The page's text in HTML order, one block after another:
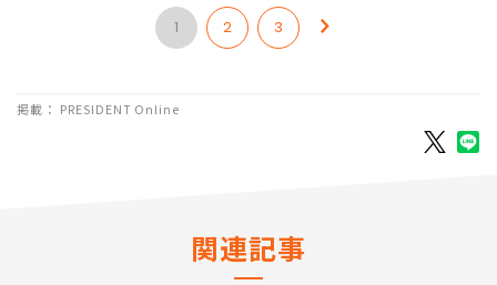
1 2 3
掲載： PRESIDENT Online
関連記事